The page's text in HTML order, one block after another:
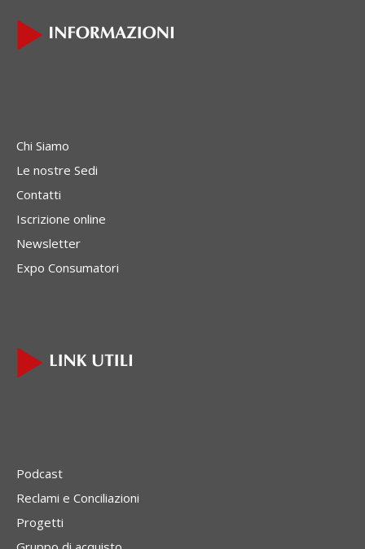
Chi Siamo
Le nostre Sedi
Contatti
Iscrizione online
Newsletter
Expo Consumatori
Podcast
Reclami e Conciliazioni
Progetti